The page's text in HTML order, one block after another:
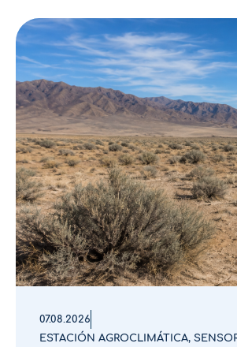
07.08.2026
ESTACIÓN AGROCLIMÁTICA,